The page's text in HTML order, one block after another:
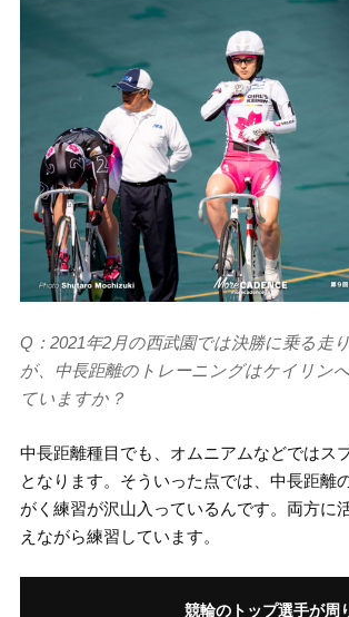
Q：2021年2月の西武園では決勝に乗る走
が、中長距離のトレーニングはケイリン
ていますか？
中長距離種目でも、オムニアムなどではス
となります。そういった点では、中長距離
がく練習が沢山入っているんです。両方に
えながら練習しています。
競輪のトップ選手が周